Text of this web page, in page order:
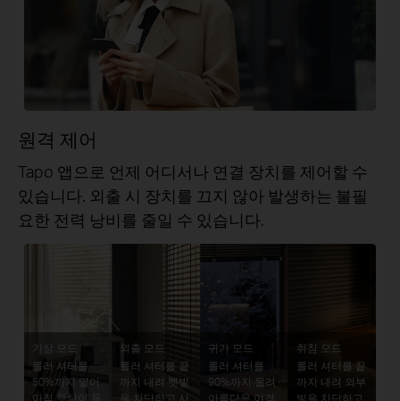
원격 제어
Tapo 앱으로 언제 어디서나 연결 장치를 제어할 수
있습니다. 외출 시 장치를 끄지 않아 발생하는 불필
요한 전력 낭비를 줄일 수 있습니다.
기상 모드
롤러 셔터를
50%까지 열어
아침 햇살이 들
외출 모드
롤러 셔터를 끝
까지 내려 햇빛
을 차단하고 사
귀가 모드
롤러 셔터를
90%까지 올려
아름다운 야경
취침 모드
롤러 셔터를 끝
까지 내려 외부
빛을 차단하고